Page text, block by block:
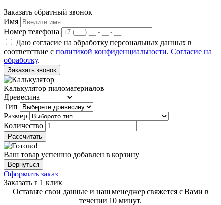
Заказать обратный звонок
Имя
Номер телефона
Даю согласие на обработку персональных данных в
соответствие с политикой конфиденциальности. Согласие на
обработку.
Заказать звонок
Калькулятор пиломатериалов
Древесина
Тип
Размер
Количество
Рассчитать
Ваш товар успешно добавлен в корзину
Вернуться
Оформить заказ
Заказать в 1 клик
Оставьте свои данные и наш менеджер свяжется с Вами в
течении 10 минут.